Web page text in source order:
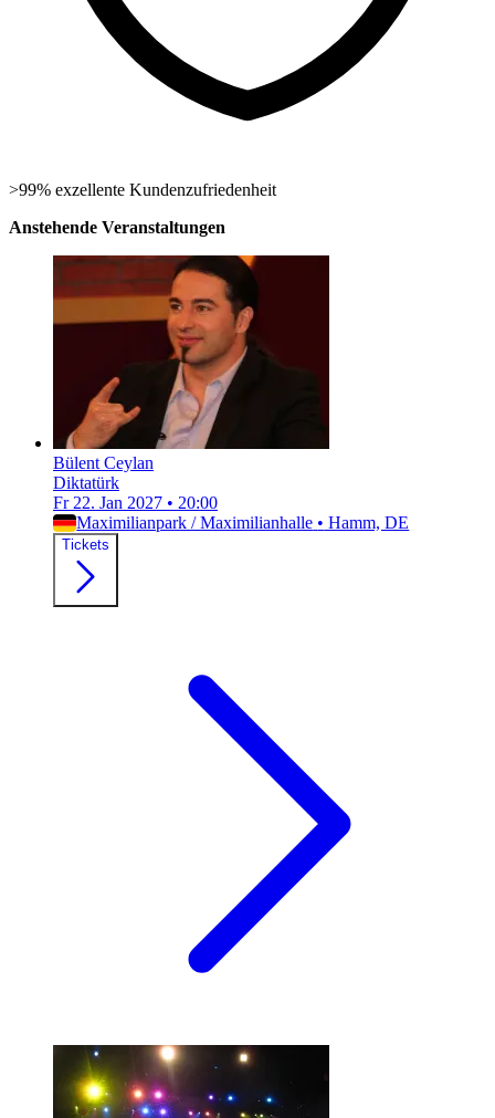
>99% exzellente Kundenzufriedenheit
Anstehende Veranstaltungen
Bülent Ceylan
Diktatürk
Fr 22. Jan 2027 • 20:00
Maximilianpark / Maximilianhalle • Hamm, DE
Tickets